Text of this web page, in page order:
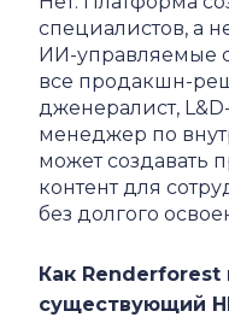
специалистов, а
ИИ-управляемые
все продакшн-
дженералист,
менеджер по
может создавать
контент для
без долгого
Как Renderforest
существующий